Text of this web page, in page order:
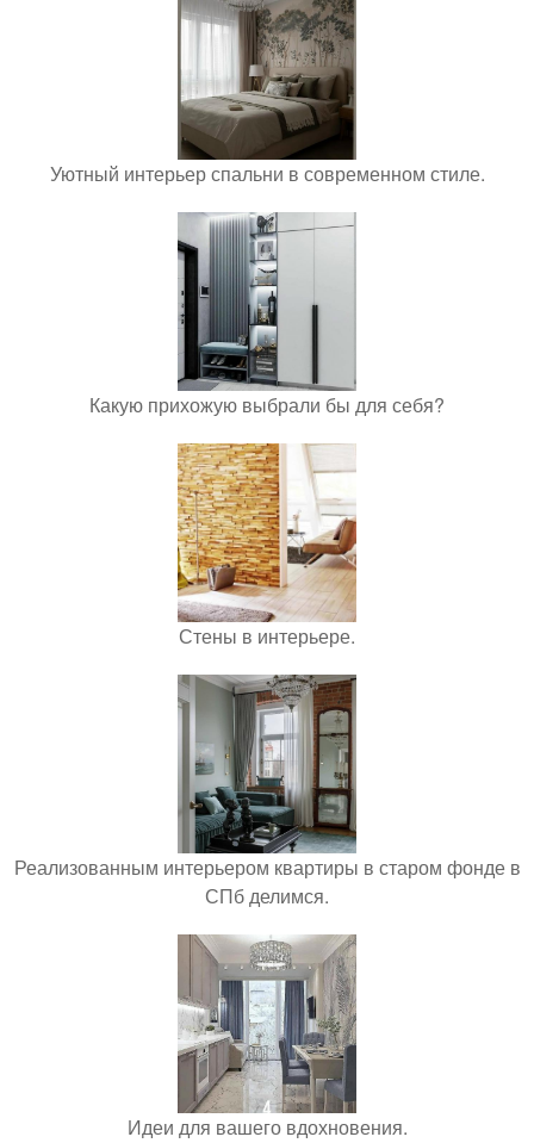
Уютный интерьер спальни в современном стиле.
Какую прихожую выбрали бы для себя?
Стены в интерьере.
Реализованным интерьером квартиры в старом фонде в
СПб делимся.
Идеи для вашего вдохновения.